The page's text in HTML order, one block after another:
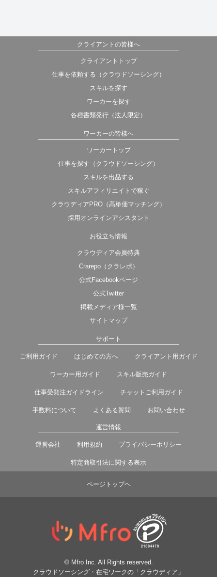
クライアントの皆様へ
クライアントトップ
仕事を依頼する（クラウドソーシング）
スキルを探す
ワーカーを探す
各種書類発行（法人限定）
ワーカーの皆様へ
ワーカートップ
仕事を探す（クラウドソーシング）
スキルを出品する
スキルアフィリエイトで稼ぐ
クラウディアPRO（高単価マッチング）
採用オンラインアシスタント
お役立ち情報
クラウディア会員特典
Crarepo（クラレポ）
公式Facebookページ
公式Twitter
掲載メディア様一覧
サイトマップ
サポート
ご利用ガイド はじめての方へ クライアント用ガイド
ワーカー用ガイド スキル販売ガイド
仕事受発注ガイドライン チャットご利用ガイド
手数料について よくある質問 お問い合わせ
運営情報
運営会社 利用規約 プライバシーポリシー
特定商取引法に関する表示
ページトップヘ
© Mfro Inc. All Rights reserved.
クラウドソーシング・在宅ワークの「クラウディア」